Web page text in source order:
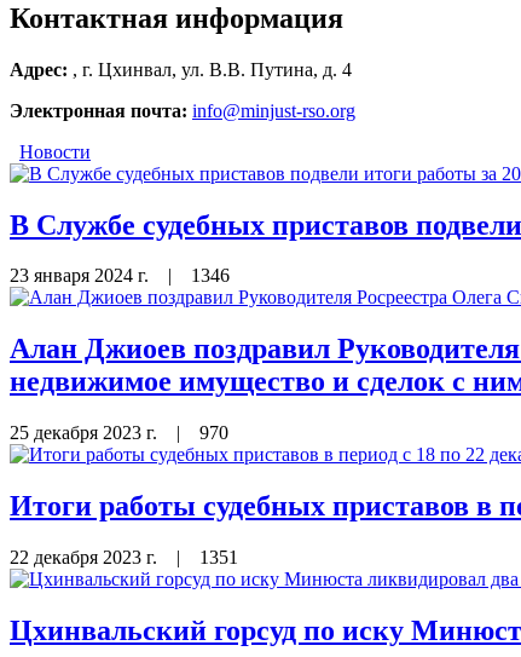
Контактная информация
Адрес: , г. Цхинвал, ул. В.В. Путина, д. 4
Электронная почта: info@minjust-rso.org
Новости
В Службе судебных приставов
23 января 2024 г. 1346
Алан Джиоев поздравил
недвижимое имущество и сделок с
25 декабря 2023 г. | 970
Итоги работы судебных приставов в
22 декабря 2023 г. | 1351
Цхинвальский горсуд по иску